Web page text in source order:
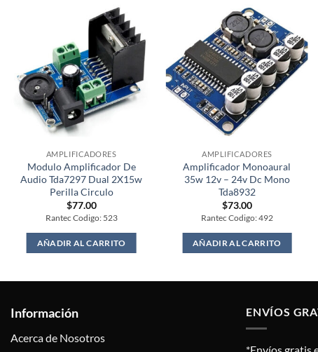
AMPLIFICADORES
Modulo Amplificador De
Audio Tda7297 Dual 2X15w
Perilla Circulo
$77.00
Rantec Codigo: 523
AÑADIR AL CARRITO
AMPLIFICADORES
Amplificador Monoaural
35w 12v – 24v Dc Mono
Tda8932
$73.00
Rantec Codigo: 492
AÑADIR AL CARRITO
Información
Acerca de Nosotros
ENVÍOS